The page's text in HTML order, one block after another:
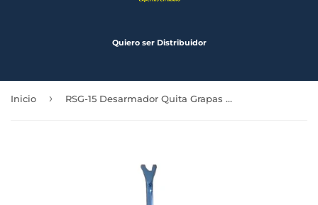
Quiero ser Distribuidor
Inicio › RSG-15 Desarmador Quita Grapas de 15 CM Reactive Bass